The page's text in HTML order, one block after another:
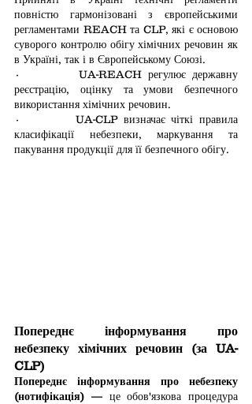
повністю гармонізовані з європейськими
регламентами REACH та CLP, які є основою
суворого контролю обігу хімічних речовин як
в Україні, так і в Європейському Союзі.
·         UA-REACH регулює державну
реєстрацію, оцінку та умови безпечного
використання хімічних речовин.
·         UA-CLP визначає чіткі правила
класифікації небезпеки, маркування та
пакування продукції для її безпечного обігу.
Попереднє інформування про
небезпеку хімічних речовин (за UA-
CLP)
Попереднє інформування про небезпеку
(нотифікація) — це обов'язкова процедура